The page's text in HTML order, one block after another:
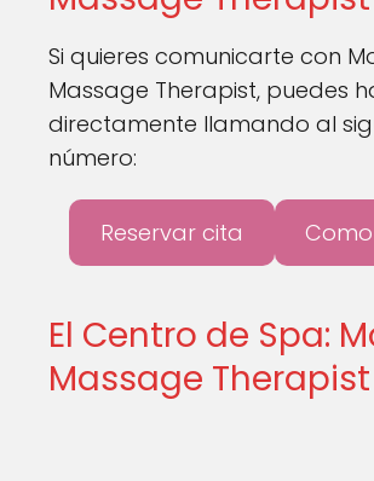
Si quieres comunicarte con
Massage Therapist, puedes
directamente llamando al
número:
Reservar cita
El Centro de Spa:
Massage Therapist